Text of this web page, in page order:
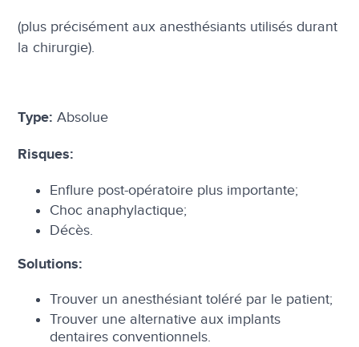
(plus précisément aux anesthésiants utilisés durant
la chirurgie).
Type:Absolue
Risques:
Enflure post-opératoire plus importante;
Choc anaphylactique;
Décès.
Solutions:
Trouver un anesthésiant toléré par le patient;
Trouver une alternative aux implants
dentaires conventionnels.